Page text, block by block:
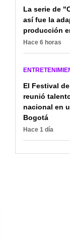
La serie de
así fue la
producción
Hace 6 horas
El Festival
reunió
nacional en
Bogotá
Hace 1 día